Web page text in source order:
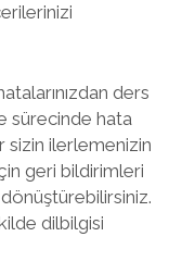
ders
sürecinde hata
sizin ilerlemenizin
geri bildirimleri
dilbilgisi